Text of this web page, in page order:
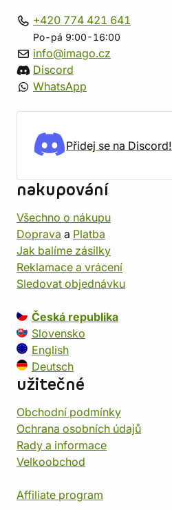
+420 774 421 641
Po-pá 9:00-16:00
info@imago.cz
Discord
WhatsApp
Přidej se na Discord!
nakupování
Všechno o nákupu
Doprava a Platba
Jak balíme zásilky
Reklamace a vrácení
Sledovat objednávku
Česká republika
Slovensko
English
Deutsch
užitečné
Obchodní podmínky
Ochrana osobních údajů
Rady a informace
Velkoobchod
Affiliate program